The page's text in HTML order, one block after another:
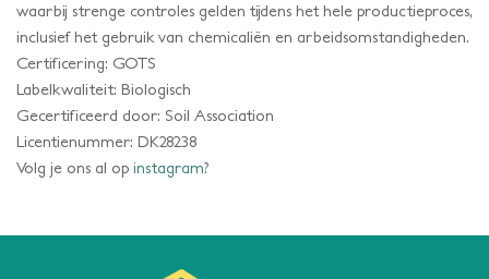
waarbij strenge controles gelden tijdens het hele productieproces,
inclusief het gebruik van chemicaliën en arbeidsomstandigheden.
Certificering: GOTS
Labelkwaliteit: Biologisch
Gecertificeerd door: Soil Association
Licentienummer: DK28238
Volg je ons al op instagram?